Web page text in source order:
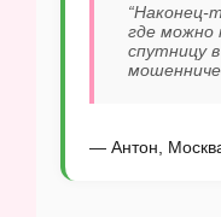
где можно
спутницу
— Антон,